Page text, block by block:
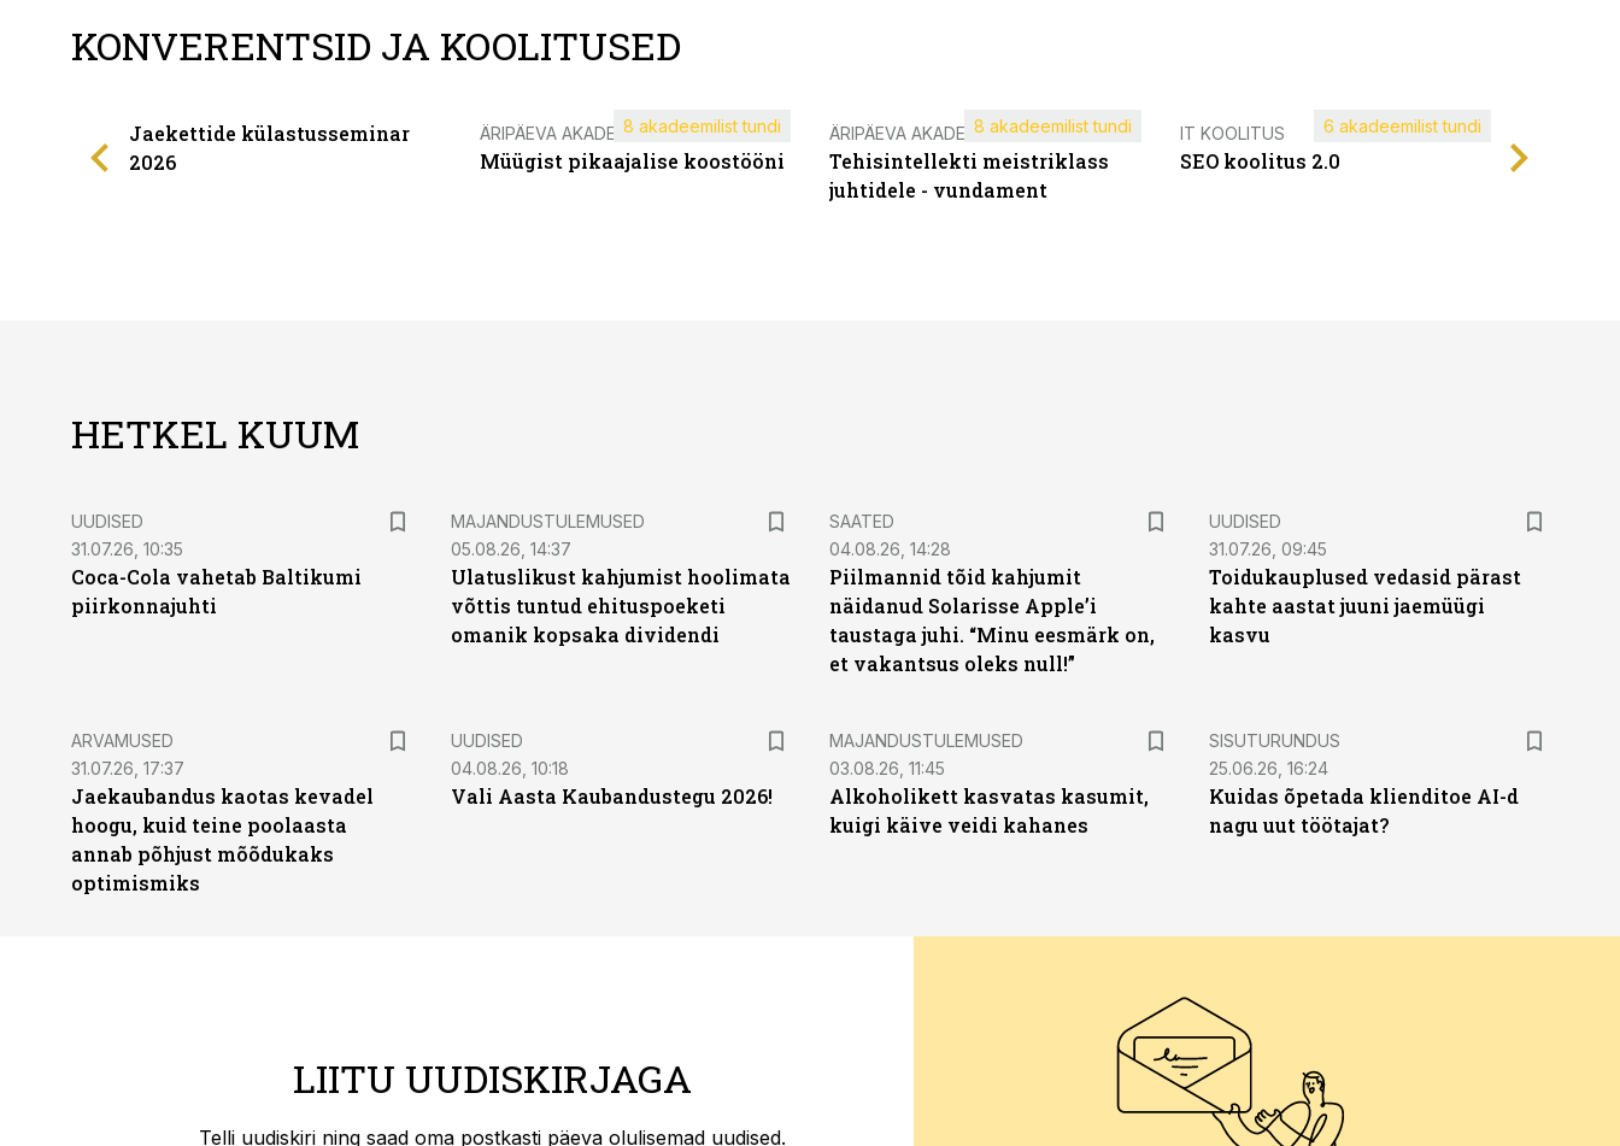
KONVERENTSID JA KOOLITUSED
Jaekettide külastusseminar
2026
ÄRIPÄEVA AKADEEMIA
Müügist pikaajalise koostööni
8 akadeemilist tundi ÄRIPÄEVA AKADEEMIA
Tehisintellekti meistriklass
juhtidele - vundament
8 akadeemilist tundi IT KOOLITUS
SEO koolitus 2.0
6 akadeemilist tundi
HETKEL KUUM
UUDISED
31.07.26, 10:35
Coca-Cola vahetab Baltikumi
piirkonnajuhti
MAJANDUSTULEMUSED
05.08.26, 14:37
Ulatuslikust kahjumist hoolimata
võttis tuntud ehituspoeketi
omanik kopsaka dividendi
SAATED
04.08.26, 14:28
Piilmannid tõid kahjumit
näidanud Solarisse Apple’i
taustaga juhi. “Minu eesmärk on,
et vakantsus oleks null!”
UUDISED
31.07.26, 09:45
Toidukauplused vedasid pärast
kahte aastat juuni jaemüügi
kasvu
ARVAMUSED
31.07.26, 17:37
Jaekaubandus kaotas kevadel
hoogu, kuid teine poolaasta
annab põhjust mõõdukaks
optimismiks
UUDISED
04.08.26, 10:18
Vali Aasta Kaubandustegu 2026!
MAJANDUSTULEMUSED
03.08.26, 11:45
Alkoholikett kasvatas kasumit,
kuigi käive veidi kahanes
ST
SISUTURUNDUS
25.06.26, 16:24
Kuidas õpetada klienditoe AI-d
nagu uut töötajat?
LIITU UUDISKIRJAGA
Telli uudiskiri ning saad oma postkasti päeva olulisemad uudised.